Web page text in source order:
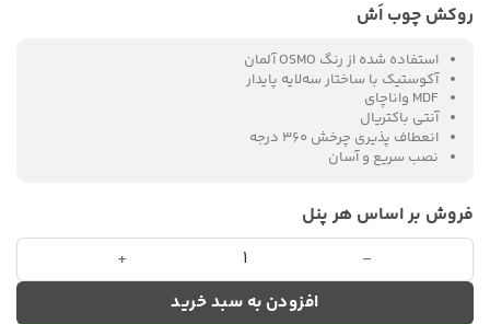
روکش چوب اَش
استفاده شده از رنگ OSMO آلمان
آکوستیک با ساختار سه‌لایه پایدار
MDF واناچای
آنتی باکتریال
انعطاف پذیری چرخش ۳۶۰ درجه
نصب سریع و آسان
فروش بر اساس هر پنل
دیوار پوش چوبی ایزیا پنل 1015 عدد
افزودن به سبد خرید